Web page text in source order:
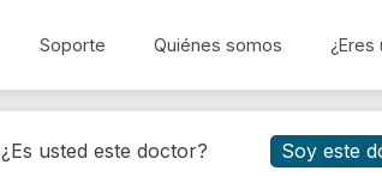
Soporte Quiénes somos ¿Eres
¿Es usted este doctor? Soy este